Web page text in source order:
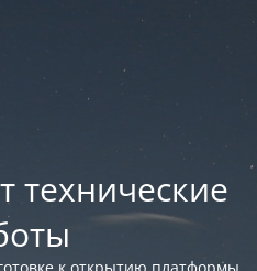
технические